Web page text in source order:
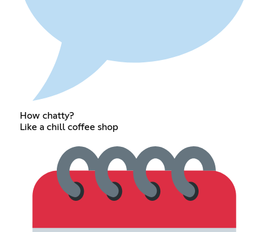
How chatty?
Like a chill coffee shop